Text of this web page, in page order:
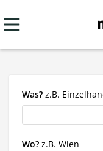
Was? z.B.
Wo? z.B. Wien